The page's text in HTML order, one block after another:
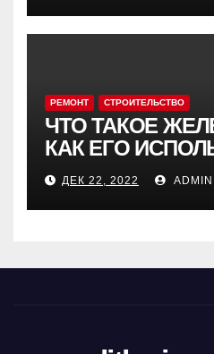
РЕМОНТ СТРОИТЕЛЬСТВО
ЧТО ТАКОЕ
КАК ЕГО
ДЕК 22, 2022 ADMIN